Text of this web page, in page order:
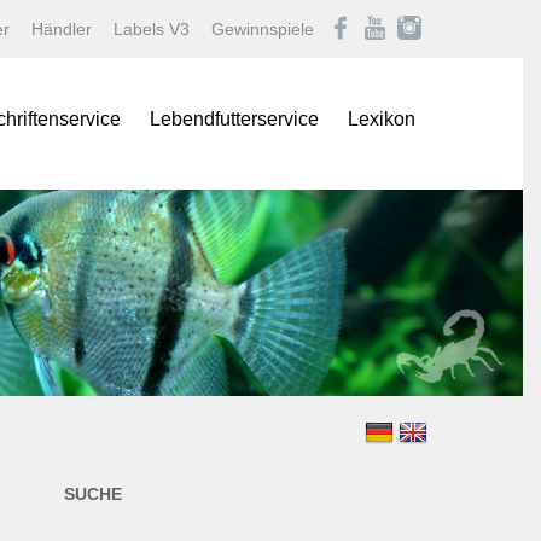
Händler Labels V3 Gewinnspiele
Fachmagazin
Aquarium live
& Teich Magazin
Lebendfutterservice Lexikon
Barben
Buntbarsche
Gartenteich
Goldfische und Koi
Krebse
Labyrinther
SUCHE